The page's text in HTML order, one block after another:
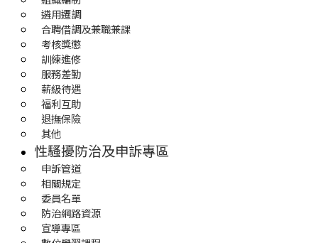
遴用遷調
合聘借調及兼職兼課
考核獎懲
訓練進修
服務差勤
薪級待遇
福利互助
退撫保險
其他
性騷擾防治及申訴專區
申訴管道
相關規定
委員名單
防治網路資源
宣導專區